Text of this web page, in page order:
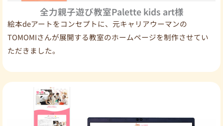
全力親子遊び教室Palette kids art様
絵本deアートをコンセプトに、元キャリアウーマンの
TOMOMIさんが展開する教室のホームページを制作させてい
ただきました。